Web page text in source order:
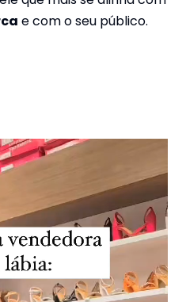
e com o seu público.